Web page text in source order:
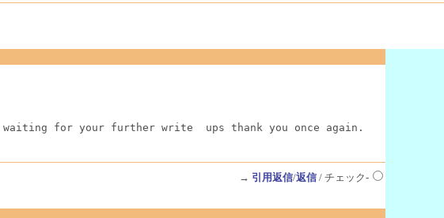
for your further write  ups thank you once again.
→ 引用返信/返信/ チェック-